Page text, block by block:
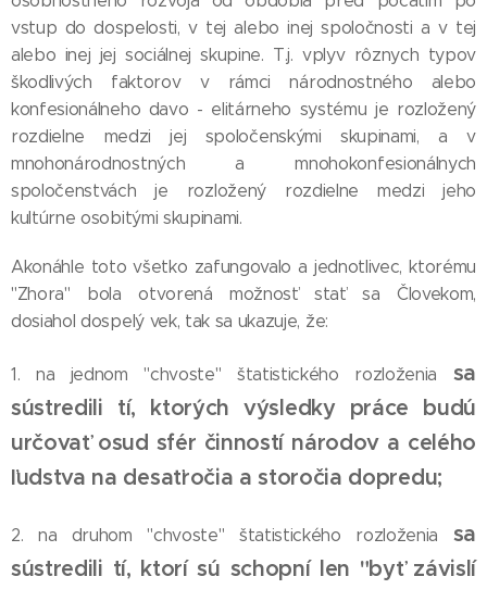
vstup do dospelosti, v tej alebo inej spoločnosti a v tej
alebo inej jej sociálnej skupine. T.j. vplyv rôznych typov
škodlivých faktorov v rámci národnostného alebo
konfesionálneho davo - elitárneho systému je rozložený
rozdielne medzi jej spoločenskými skupinami, a v
mnohonárodnostných a mnohokonfesionálnych
spoločenstvách je rozložený rozdielne medzi jeho
kultúrne osobitými skupinami.
Akonáhle toto všetko zafungovalo a jednotlivec, ktorému
"Zhora" bola otvorená možnosť stať sa Človekom,
dosiahol dospelý vek, tak sa ukazuje, že:
1. na jednom "chvoste" štatistického rozloženia sa
sústredili tí, ktorých výsledky práce budú
určovať osud sfér činností národov a celého
ľudstva na desaťročia a storočia dopredu;
2. na druhom "chvoste" štatistického rozloženia sa
sústredili tí, ktorí sú schopní len "byť závislí